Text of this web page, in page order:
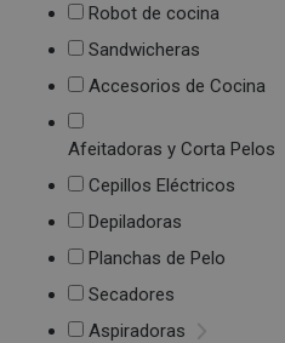
Robot de cocina
Sandwicheras
Accesorios de Cocina
Afeitadoras y Corta Pelos
Cepillos Eléctricos
Depiladoras
Planchas de Pelo
Secadores
Aspiradoras